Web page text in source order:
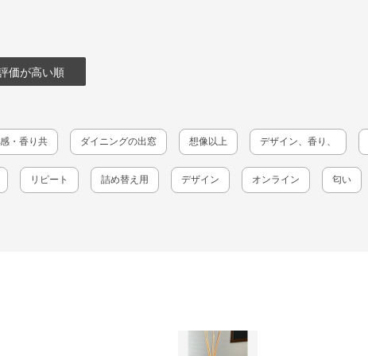
価が高い順
・香り共 ダイニングの出窓 想像以上 デザイン、香り、
リピート 詰め替え用 デザイン オンライン 匂い